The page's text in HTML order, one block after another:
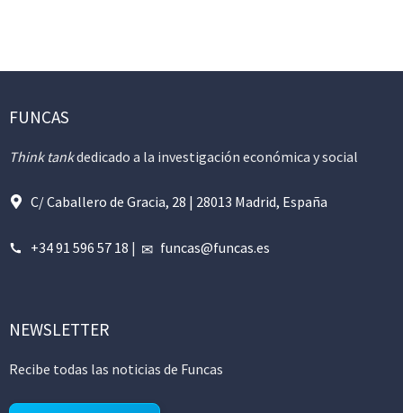
FUNCAS
Think tankdedicado a la investigación económica y social
C/ Caballero de Gracia, 28 | 28013 Madrid, España
+34 91 596 57 18 | funcas@funcas.es
NEWSLETTER
Recibe todas las noticias de Funcas